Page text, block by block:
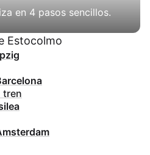
en 4 pasos sencillos.
Estocolmo
tren